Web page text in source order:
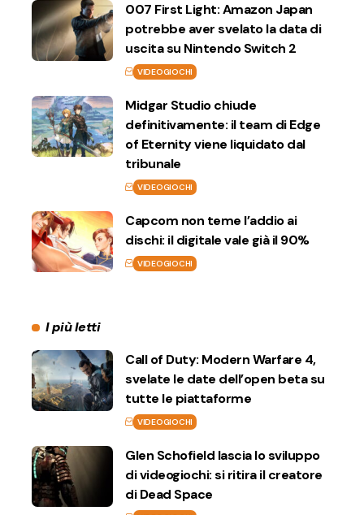
007 First Light: Amazon Japan
potrebbe aver svelato la data di
uscita su Nintendo Switch 2
VIDEOGIOCHI
Midgar Studio chiude
definitivamente: il team di Edge
of Eternity viene liquidato dal
tribunale
VIDEOGIOCHI
Capcom non teme l’addio ai
dischi: il digitale vale già il 90%
VIDEOGIOCHI
I più letti
Call of Duty: Modern Warfare 4,
svelate le date dell’open beta su
tutte le piattaforme
VIDEOGIOCHI
Glen Schofield lascia lo sviluppo
di videogiochi: si ritira il creatore
di Dead Space